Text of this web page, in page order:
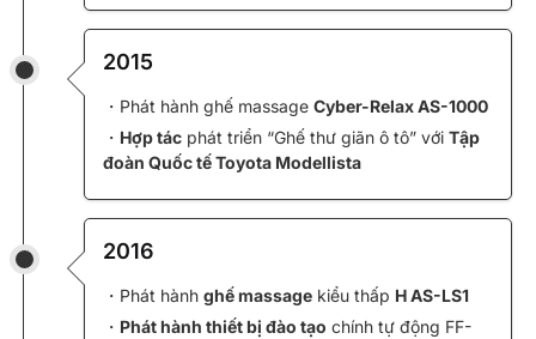
2015
・Phát hành ghế massage Cyber-Relax AS-1000
・ Hợp tác phát triển “Ghế thư giãn ô tô” với Tập
đoàn Quốc tế Toyota Modellista
2016
・Phát hành ghế massage kiểu thấp H AS-LS1
・ Phát hành thiết bị đào tạo chính tự động FF-